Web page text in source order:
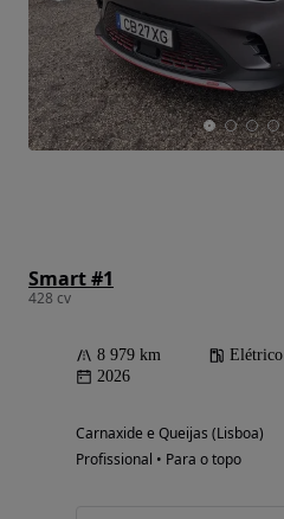
Smart #1
428 cv
8 979 km Elétrico
2026
Carnaxide e Queijas (Lisboa)
Profissional • Para o topo